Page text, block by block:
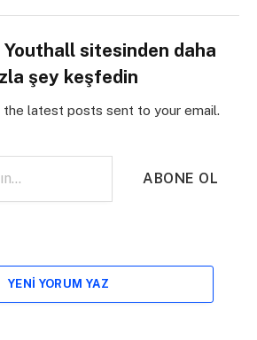
sitesinden daha
şey keşfedin
latest posts sent to your email.
ABONE OL
YENI YORUM YAZ